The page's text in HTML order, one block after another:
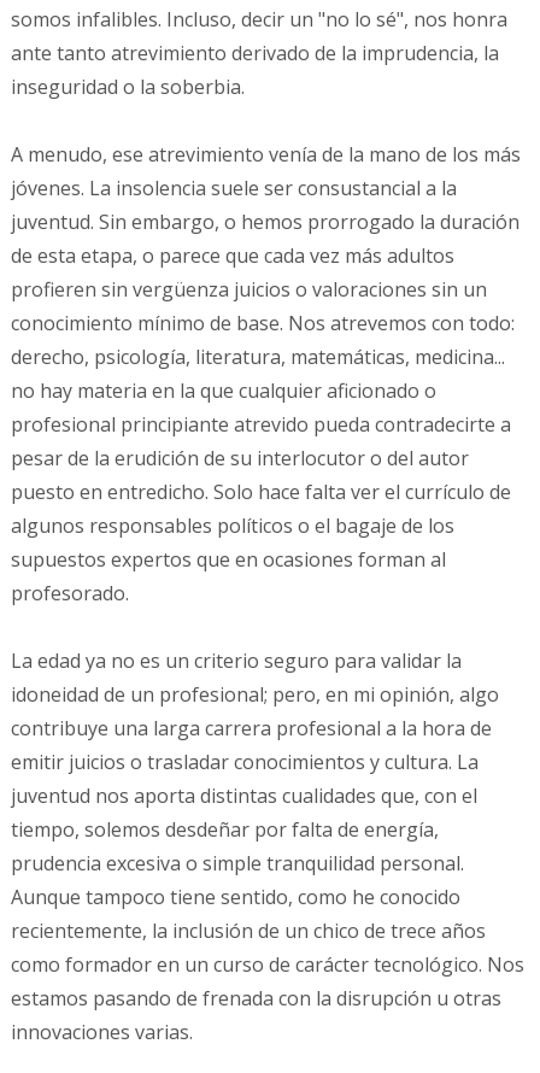
somos infalibles. Incluso, decir un "no lo sé", nos honra
ante tanto atrevimiento derivado de la imprudencia, la
inseguridad o la soberbia.
A menudo, ese atrevimiento venía de la mano de los más
jóvenes. La insolencia suele ser consustancial a la
juventud. Sin embargo, o hemos prorrogado la duración
de esta etapa, o parece que cada vez más adultos
profieren sin vergüenza juicios o valoraciones sin un
conocimiento mínimo de base. Nos atrevemos con todo:
derecho, psicología, literatura, matemáticas, medicina...
no hay materia en la que cualquier aficionado o
profesional principiante atrevido pueda contradecirte a
pesar de la erudición de su interlocutor o del autor
puesto en entredicho. Solo hace falta ver el currículo de
algunos responsables políticos o el bagaje de los
supuestos expertos que en ocasiones forman al
profesorado.
La edad ya no es un criterio seguro para validar la
idoneidad de un profesional; pero, en mi opinión, algo
contribuye una larga carrera profesional a la hora de
emitir juicios o trasladar conocimientos y cultura. La
juventud nos aporta distintas cualidades que, con el
tiempo, solemos desdeñar por falta de energía,
prudencia excesiva o simple tranquilidad personal.
Aunque tampoco tiene sentido, como he conocido
recientemente, la inclusión de un chico de trece años
como formador en un curso de carácter tecnológico. Nos
estamos pasando de frenada con la disrupción u otras
innovaciones varias.